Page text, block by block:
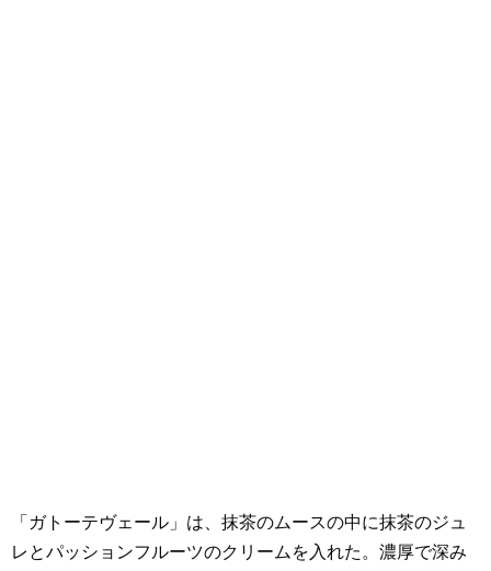
「ガトーテヴェール」は、抹茶のムースの中に抹茶のジュ
レとパッションフルーツのクリームを入れた。濃厚で深み